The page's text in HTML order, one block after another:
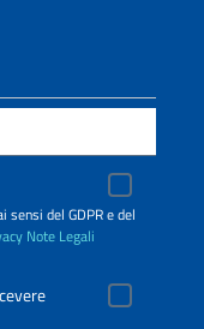
del GDPR e del
Note Legali